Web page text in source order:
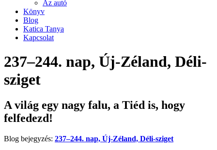
Az autó
Könyv
Blog
Katica Tanya
Kapcsolat
237–244. nap, Új-Zéland, Déli-
sziget
A világ egy nagy falu, a Tiéd is, hogy
felfedezd!
Blog bejegyzés: 237–244. nap, Új-Zéland, Déli-sziget